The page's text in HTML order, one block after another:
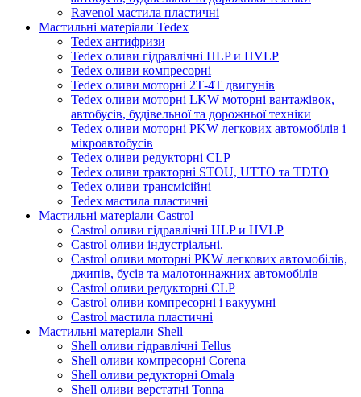
Ravenol мастила пластичні
Мастильні матеріали Tedex
Tedex антифризи
Tedex оливи гідравлічні HLP и HVLP
Tedex оливи компресорні
Tedex оливи моторні 2Т-4Т двигунів
Tedex оливи моторні LKW моторні вантажівок,
автобусів, будівельної та дорожньої техніки
Tedex оливи моторні PKW легкових автомобілів і
мікроавтобусів
Tedex оливи редукторні CLP
Tedex оливи тракторні STOU, UTTO та TDTO
Tedex оливи трансмісійні
Tedex мастила пластичні
Мастильні матеріали Castrol
Castrol оливи гідравлічні HLP и HVLP
Castrol оливи індустріальні.
Castrol оливи моторні PKW легкових автомобілів,
джипів, бусів та малотоннажних автомобілів
Castrol оливи редукторні CLP
Castrol оливи компресорні і вакуумні
Castrol мастила пластичні
Мастильні матеріали Shell
Shell оливи гідравлічні Tellus
Shell оливи компресорні Corena
Shell оливи редукторні Omala
Shell оливи верстатні Tonna